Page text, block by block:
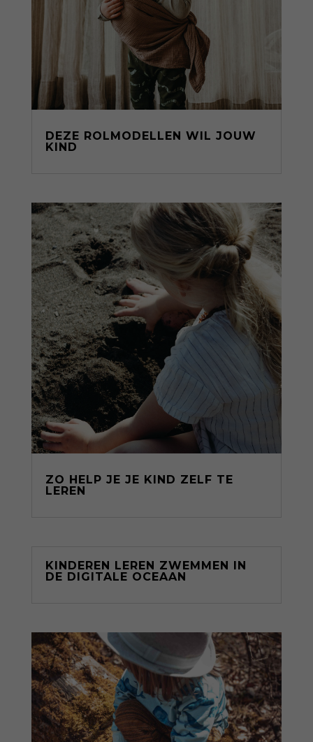
DEZE ROLMODELLEN WIL JOUW
KIND
ZO HELP JE JE KIND ZELF TE
LEREN
KINDEREN LEREN ZWEMMEN IN
DE DIGITALE OCEAAN